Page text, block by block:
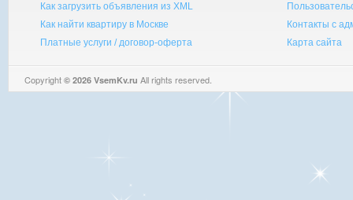
Как загрузить объявления из XML
Как найти квартиру в Москве
Платные услуги / договор-оферта
Контакты с
Карта сайта
Copyright © 2026 VsemKv.ru All rights reserved.